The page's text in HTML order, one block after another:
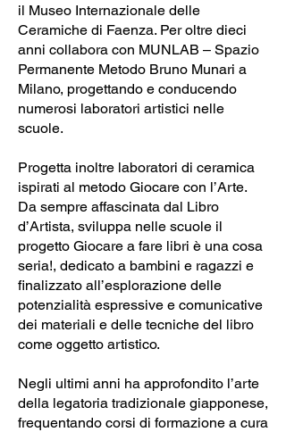
il Museo Internazionale delle
Ceramiche di Faenza. Per oltre dieci
anni collabora con MUNLAB – Spazio
Permanente Metodo Bruno Munari a
Milano, progettando e conducendo
numerosi laboratori artistici nelle
scuole.
Progetta inoltre laboratori di ceramica
ispirati al metodo Giocare con l’Arte.
Da sempre affascinata dal Libro
d’Artista, sviluppa nelle scuole il
progetto Giocare a fare libri è una cosa
seria!, dedicato a bambini e ragazzi e
finalizzato all’esplorazione delle
potenzialità espressive e comunicative
dei materiali e delle tecniche del libro
come oggetto artistico.
Negli ultimi anni ha approfondito l’arte
della legatoria tradizionale giapponese,
frequentando corsi di formazione a cura